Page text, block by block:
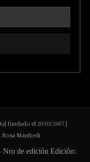
fundado el 20/03/2007 |
Manfredi
de edición Edición: